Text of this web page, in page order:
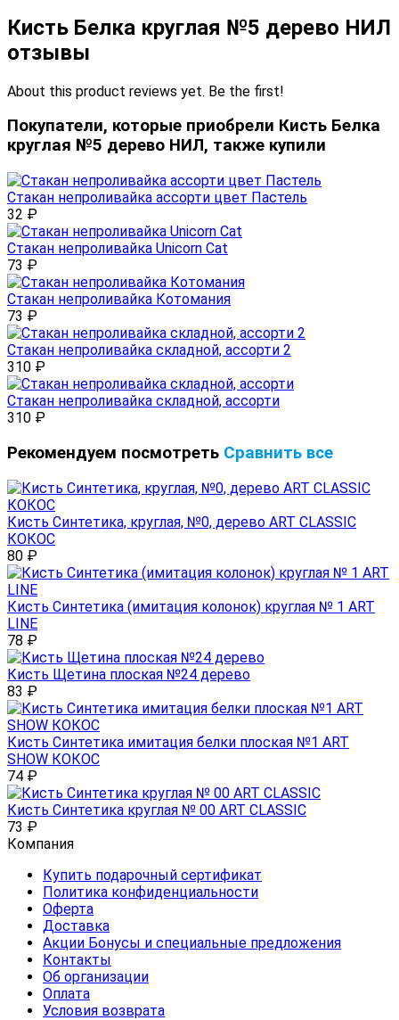
Кисть Белка круглая №5 дерево НИЛ
отзывы
About this product reviews yet. Be the first!
Покупатели, которые приобрели Кисть Белка
круглая №5 дерево НИЛ, также купили
Стакан непроливайка ассорти цвет Пастель
32 ₽
Стакан непроливайка Unicorn Cat
73 ₽
Стакан непроливайка Котомания
73 ₽
Стакан непроливайка складной, ассорти 2
310 ₽
Стакан непроливайка складной, ассорти
310 ₽
Рекомендуем посмотреть Сравнить все
Кисть Синтетика, круглая, №0, дерево ART CLASSIC
КОКОС
80 ₽
Кисть Синтетика (имитация колонок) круглая № 1 ART
LINE
78 ₽
Кисть Щетина плоская №24 дерево
83 ₽
Кисть Синтетика имитация белки плоская №1 ART
SHOW КОКОС
74 ₽
Кисть Синтетика круглая № 00 ART CLASSIC
73 ₽
Компания
Купить подарочный сертификат
Политика конфиденциальности
Оферта
Доставка
Акции Бонусы и специальные предложения
Контакты
Об организации
Оплата
Условия возврата